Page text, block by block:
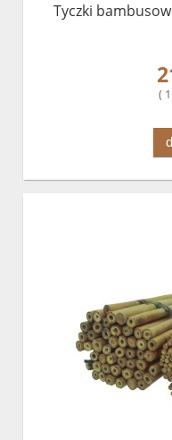
Tyczki
(